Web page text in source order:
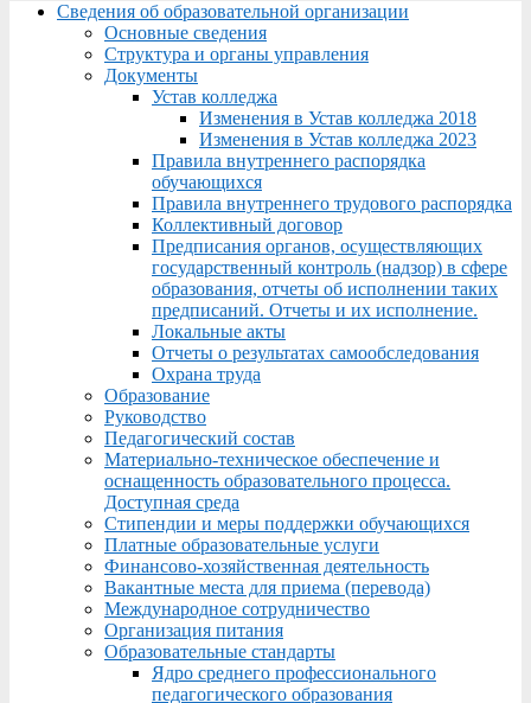
Menu
Сведения об образовательной организации
Основные сведения
Структура и органы управления
Документы
Устав колледжа
Изменения в Устав колледжа 2018
Изменения в Устав колледжа 2023
Правила внутреннего распорядка
обучающихся
Правила внутреннего трудового распорядка
Коллективный договор
Предписания органов, осуществляющих
государственный контроль (надзор) в сфере
образования, отчеты об исполнении таких
предписаний. Отчеты и их исполнение.
Локальные акты
Отчеты о результатах самообследования
Охрана труда
Образование
Руководство
Педагогический состав
Материально-техническое обеспечение и
оснащенность образовательного процесса.
Доступная среда
Стипендии и меры поддержки обучающихся
Платные образовательные услуги
Финансово-хозяйственная деятельность
Вакантные места для приема (перевода)
Международное сотрудничество
Организация питания
Образовательные стандарты
Ядро среднего профессионального
педагогического образования